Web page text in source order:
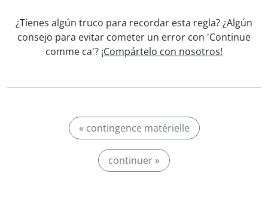
¿Tienes algún truco para recordar esta regla? ¿Algún
consejo para evitar cometer un error con 'Continue
comme ca'? ¡Compártelo con nosotros!
« contingence matérielle
continuer »